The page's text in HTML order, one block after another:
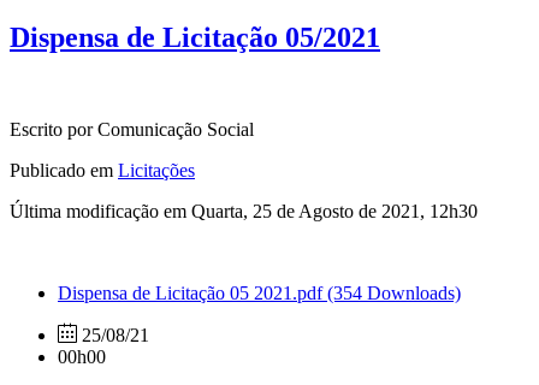
Dispensa de Licitação 05/2021
Escrito por Comunicação Social
Publicado em Licitações
Última modificação em Quarta, 25 de Agosto de 2021, 12h30
Dispensa de Licitação 05 2021.pdf(354 Downloads)
25/08/21
00h00